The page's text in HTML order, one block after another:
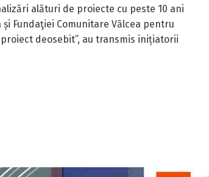
alături de proiecte cu peste 10 ani
Fundaţiei Comunitare Vȃlcea pentru
deosebit”, au transmis inițiatorii